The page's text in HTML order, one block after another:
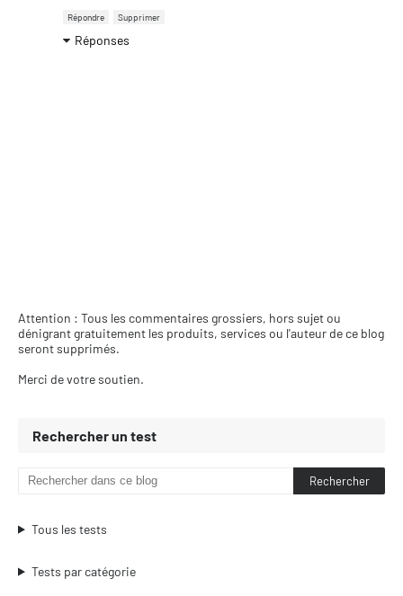
Répondre Supprimer
Réponses
Attention : Tous les commentaires grossiers, hors sujet ou
dénigrant gratuitement les produits, services ou l'auteur de ce blog
seront supprimés.
Merci de votre soutien.
Rechercher un test
Tous les tests
Tests par catégorie